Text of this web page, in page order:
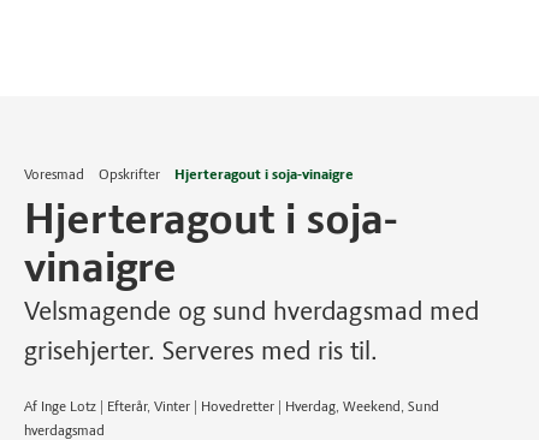
Voresmad Opskrifter Hjerteragout i soja-vinaigre
Hjerteragout i soja-
vinaigre
Velsmagende og sund hverdagsmad med
grisehjerter. Serveres med ris til.
Af Inge Lotz | Efterår, Vinter | Hovedretter | Hverdag, Weekend, Sund
hverdagsmad